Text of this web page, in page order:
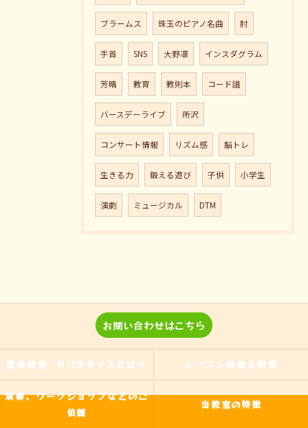
ブラームス 珠玉のピアノ名曲 肘
手首 SNS 大野凛 インスダグラム
芳晴 教育 教則本 コード譜
バースデーライブ 所沢
コンサート情報 リズム感 脳トレ
生きる力 鍛える遊び 子供 小学生
演劇 ミュージカル DTM
お問い合わせはこちら
音楽教室 Pパラダイスとは？ レッスン詳細＆料金
演奏、ワークショップなどのご
依頼
当教室の特徴